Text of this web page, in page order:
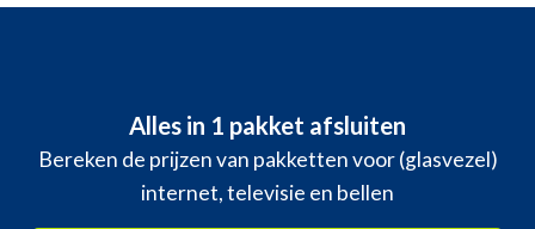
Alles in 1 pakket afsluiten
Bereken de prijzen van pakketten voor (glasvezel)
internet, televisie en bellen